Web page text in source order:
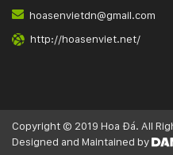
hoasenvietdn@gmail.com
http://hoasenviet.net/
Copyright © 2019 Hoa Đá. All
Designed and Maintained by